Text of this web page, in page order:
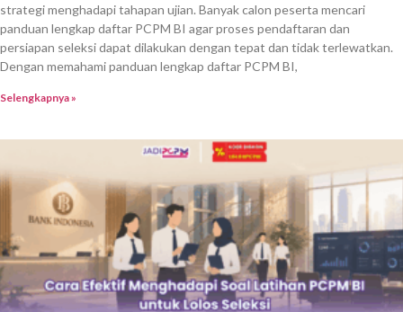
strategi menghadapi tahapan ujian. Banyak calon peserta mencari
panduan lengkap daftar PCPM BI agar proses pendaftaran dan
persiapan seleksi dapat dilakukan dengan tepat dan tidak terlewatkan.
Dengan memahami panduan lengkap daftar PCPM BI,
Selengkapnya »